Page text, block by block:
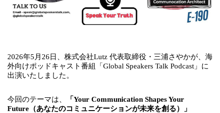
2026年5月26日、株式会社Lutz 代表取締役・三浦さやかが、海
外向けポッドキャスト番組「Global Speakers Talk Podcast」に
出演いたしました。
今回のテーマは、
「Your Communication Shapes Your
Future（あなたのコミュニケーションが未来を創る）」